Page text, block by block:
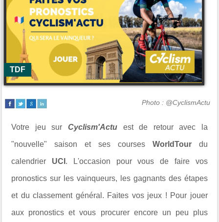
TDF
Photo : @CyclismActu
Votre jeu sur Cyclism'Actu est de retour avec la
"nouvelle" saison et ses courses WorldTourdu
calendrier UCI . L'occasion pour vous de faire vos
pronostics sur les vainqueurs, les gagnants des étapes
et du classement général. Faites vos jeux ! Pour jouer
aux pronostics et vous procurer encore un peu plus